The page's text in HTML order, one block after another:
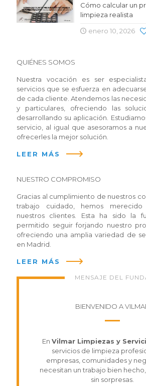
Cómo calcular un
limpieza realista
enero 10, 2026
QUIÉNES SOMOS
Nuestra vocación es ser
servicios que se esfuerza en
de cada cliente. Atendemos las
y particulares, ofreciendo las
desarrollando su aplicación.
servicio, al igual que asesoramos a
ofrecerles la mejor solución.
LEER MÁS
NUESTRO COMPROMISO
Gracias al cumplimiento de nuestros
trabajo cuidado, hemos
nuestros clientes. Esta ha sido la
permitido seguir forjando nuestro
ofreciendo una amplia variedad de
en Madrid.
LEER MÁS
MENSAJE DEL
BIENVENIDO A
En Vilmar Limpiezas y
servicios de limpieza
empresas, comunidades y
necesitan un trabajo bien
sin sorpresas.